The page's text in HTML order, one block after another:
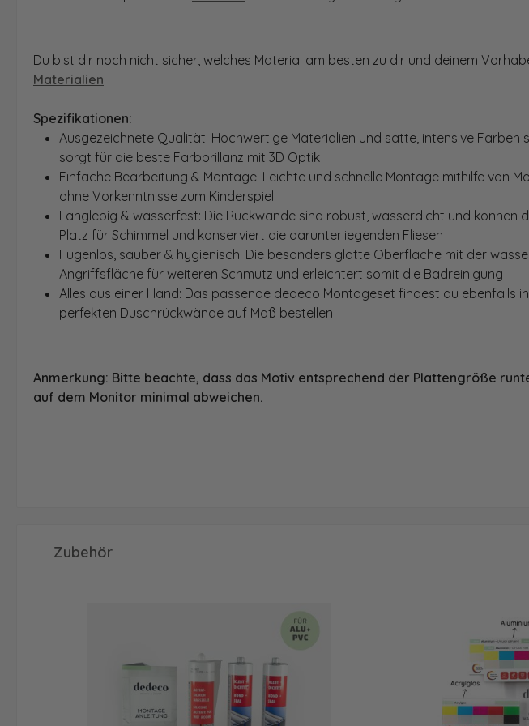
Du bist dir noch nicht sicher, welches Material am besten zu dir und deinem
Materialien.
Spezifikationen:
Ausgezeichnete Qualität: Hochwertige Materialien und satte, intensive
sorgt für die beste Farbbrillanz mit 3D Optik
Einfache Bearbeitung & Montage: Leichte und schnelle Montage mithilfe von
ohne Vorkenntnisse zum Kinderspiel.
Langlebig & wasserfest: Die Rückwände sind robust, wasserdicht und
Platz für Schimmel und konserviert die darunterliegenden Fliesen
Fugenlos, sauber & hygienisch: Die besonders glatte Oberfläche mit der
Angriffsfläche für weiteren Schmutz und erleichtert somit die Badreinigung
Alles aus einer Hand: Das passende dedeco Montageset findest du ebenfalls
perfekten Duschrückwände auf Maß bestellen
Anmerkung: Bitte beachte, dass das Motiv entsprechend der Plattengröße
auf dem Monitor minimal abweichen.
Produktgalerie überspringen
Zubehör